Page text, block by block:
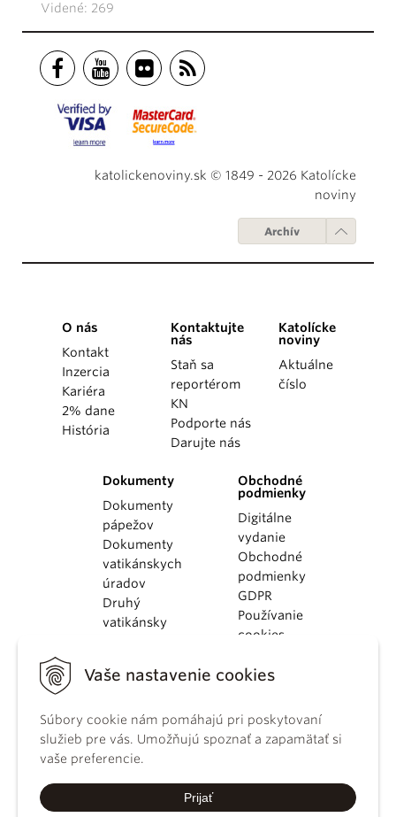
Vaše nastavenie cookies
Súbory cookie nám pomáhajú pri poskytovaní
služieb pre vás. Umožňujú spoznať a zapamätať si
vaše preferencie.
Prijať
Videné: 269
katolickenoviny.sk © 1849 - 2026 Katolícke
noviny
Archív
O nás
Kontakt
Inzercia
Kariéra
2% dane
História
Kontaktujte
nás
Staň sa
reportérom
KN
Podporte nás
Darujte nás
Katolícke
noviny
Aktuálne
číslo
Dokumenty
Dokumenty
pápežov
Dokumenty
vatikánskych
úradov
Druhý
vatikánsky
KBS
kánonického
práva
Katechizmus
Obchodné
podmienky
Digitálne
vydanie
Obchodné
podmienky
GDPR
Používanie
cookies